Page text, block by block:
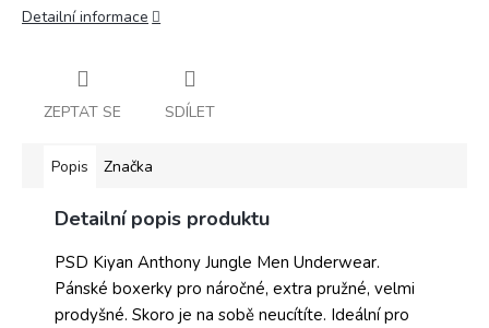
Detailní informace
ZEPTAT SE SDÍLET
Popis Značka
Detailní popis produktu
PSD Kiyan Anthony Jungle Men Underwear.
Pánské boxerky pro náročné, extra pružné, velmi
prodyšné. Skoro je na sobě neucítíte. Ideální pro